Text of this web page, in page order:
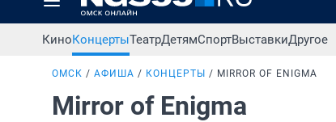
КиноКонцертыТеатрДетямСпортВыставкиДругое
ОМСК АФИША КОНЦЕРТЫ MIRROR OF ENIGMA
Mirror of Enigma